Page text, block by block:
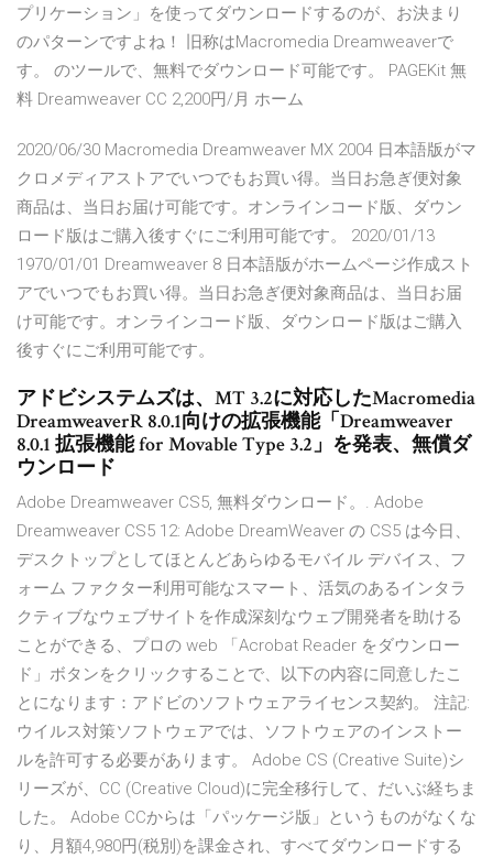
プリケーション」を使ってダウンロードするのが、お決まり
のパターンですよね！ 旧称はMacromedia Dreamweaverで
す。 のツールで、無料でダウンロード可能です。 PAGEKit 無
料 Dreamweaver CC 2,200円/月 ホーム
2020/06/30 Macromedia Dreamweaver MX 2004 日本語版がマ
クロメディアストアでいつでもお買い得。当日お急ぎ便対象
商品は、当日お届け可能です。オンラインコード版、ダウン
ロード版はご購入後すぐにご利用可能です。 2020/01/13
1970/01/01 Dreamweaver 8 日本語版がホームページ作成スト
アでいつでもお買い得。当日お急ぎ便対象商品は、当日お届
け可能です。オンラインコード版、ダウンロード版はご購入
後すぐにご利用可能です。
アドビシステムズは、MT 3.2に対応したMacromedia
DreamweaverR 8.0.1向けの拡張機能「Dreamweaver
8.0.1 拡張機能 for Movable Type 3.2」を発表、無償ダ
ウンロード
Adobe Dreamweaver CS5, 無料ダウンロード。. Adobe
Dreamweaver CS5 12: Adobe DreamWeaver の CS5 は今日、
デスクトップとしてほとんどあらゆるモバイル デバイス、フ
ォーム ファクター利用可能なスマート、活気のあるインタラ
クティブなウェブサイトを作成深刻なウェブ開発者を助ける
ことができる、プロの web 「Acrobat Reader をダウンロー
ド」ボタンをクリックすることで、以下の内容に同意したこ
とになります：アドビのソフトウェアライセンス契約。 注記:
ウイルス対策ソフトウェアでは、ソフトウェアのインストー
ルを許可する必要があります。 Adobe CS (Creative Suite)シ
リーズが、CC (Creative Cloud)に完全移行して、だいぶ経ちま
した。 Adobe CCからは「パッケージ版」というものがなくな
り、月額4,980円(税別)を課金され、すべてダウンロードする